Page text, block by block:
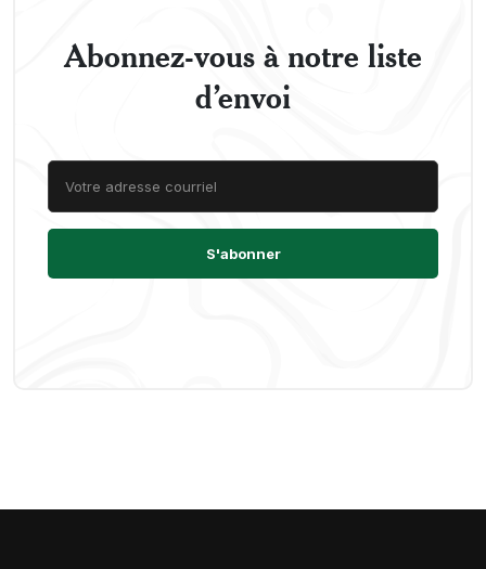
Abonnez-vous à notre liste
d’envoi